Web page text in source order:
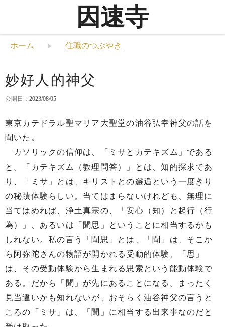
因速寺
ホーム 住職のつぶやき
妙好人的神父
公開日： 2023/08/05
東京カテドラル聖マリア大聖堂の油谷弘幸神父の話を
聞いた。
カソリックの信仰は、「ミサとカテキズム」である
と。「カテキズム（教理問答）」とは、知的探求であ
り、「ミサ」とは、キリストとの邂逅という一度きり
の秘蹟体験らしい。当てはまらないけれども、無理に
当てはめれば、浄土真宗の、「安心（知）と起行（行
為）」、あるいは「聞思」ということに相当するかも
しれない。私の言う「聞思」とは、「聞」は、そこか
ら阿弥陀さんの物語が開かれる受動的体験、「思」
は、その受動体験から生まれる思索という能動体験で
ある。だから「聞」が先にあることになる。まったく
見当違いかも知れないが、おそらく油谷神父の言うと
ころの「ミサ」は、「聞」に相当する出来事なのだと